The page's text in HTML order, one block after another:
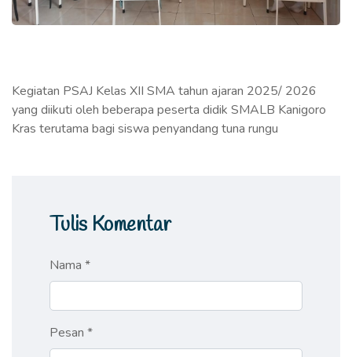
Kegiatan PSAJ Kelas XII SMA tahun ajaran 2025/ 2026
yang diikuti oleh beberapa peserta didik SMALB Kanigoro
Kras terutama bagi siswa penyandang tuna rungu
Tulis Komentar
Nama *
Pesan *